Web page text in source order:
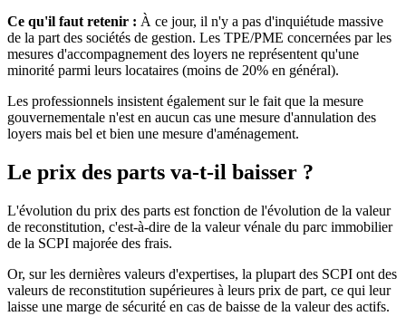
Ce qu'il faut retenir : À ce jour, il n'y a pas d'inquiétude massive
de la part des sociétés de gestion. Les TPE/PME concernées par les
mesures d'accompagnement des loyers ne représentent qu'une
minorité parmi leurs locataires (moins de 20% en général).
Les professionnels insistent également sur le fait que la mesure
gouvernementale n'est en aucun cas une mesure d'annulation des
loyers mais bel et bien une mesure d'aménagement.
Le prix des parts va-t-il baisser ?
L'évolution du prix des parts est fonction de l'évolution de la valeur
de reconstitution, c'est-à-dire de la valeur vénale du parc immobilier
de la SCPI majorée des frais.
Or, sur les dernières valeurs d'expertises, la plupart des SCPI ont des
valeurs de reconstitution supérieures à leurs prix de part, ce qui leur
laisse une marge de sécurité en cas de baisse de la valeur des actifs.